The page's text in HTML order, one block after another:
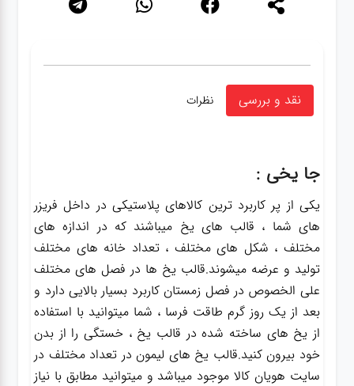
نقد و بررسی نظرات
جا یخی :
یکی از پر کاربرد ترین کالاهای پلاستیکی در داخل فریزر
های شما ، قالب های یخ میباشند که در اندازه های
مختلف ، شکل های مختلف ، تعداد خانه های مختلف
تولید و عرضه میشوند.قالب یخ ها در فصل های مختلف
علی الخصوص در فصل زمستان کاربرد بسیار بالایی دارد و
بعد از یک روز گرم طاقت فرسا ، شما میتوانید با استفاده
از یخ های ساخته شده در قالب یخ ، خستگی را از بدن
خود بیرون کنید.قالب یخ های لیمون در تعداد مختلف در
سایت هویان کالا موجود میباشد و میتوانید مطابق با نیاز